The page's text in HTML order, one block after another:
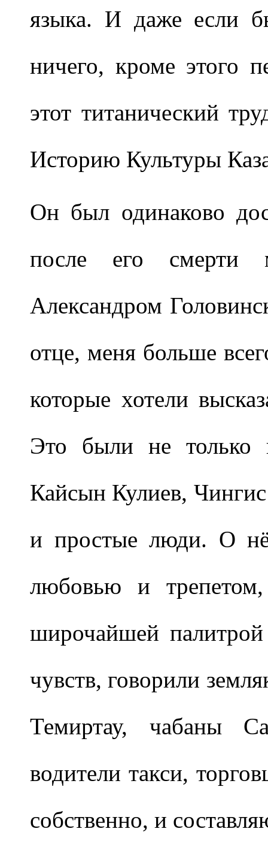
языка. И даже если
ничего, кроме этого
этот титанический
Историю Культуры
Он был одинаково
после его смерти
Александром
отце, меня больше
которые хотели
Это были не только
Кайсын Кулиев,
и простые люди. О
любовью и
широчайшей
чувств, говорили
Темиртау, чабаны
водители такси,
собственно, и